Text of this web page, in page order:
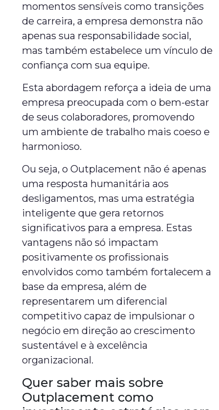
momentos sensíveis como transições
de carreira, a empresa demonstra não
apenas sua responsabilidade social,
mas também estabelece um vínculo de
confiança com sua equipe.
Esta abordagem reforça a ideia de uma
empresa preocupada com o bem-estar
de seus colaboradores, promovendo
um ambiente de trabalho mais coeso e
harmonioso.
Ou seja, o Outplacement não é apenas
uma resposta humanitária aos
desligamentos, mas uma estratégia
inteligente que gera retornos
significativos para a empresa. Estas
vantagens não só impactam
positivamente os profissionais
envolvidos como também fortalecem a
base da empresa, além de
representarem um diferencial
competitivo capaz de impulsionar o
negócio em direção ao crescimento
sustentável e à excelência
organizacional.
Quer saber mais sobre
Outplacement como